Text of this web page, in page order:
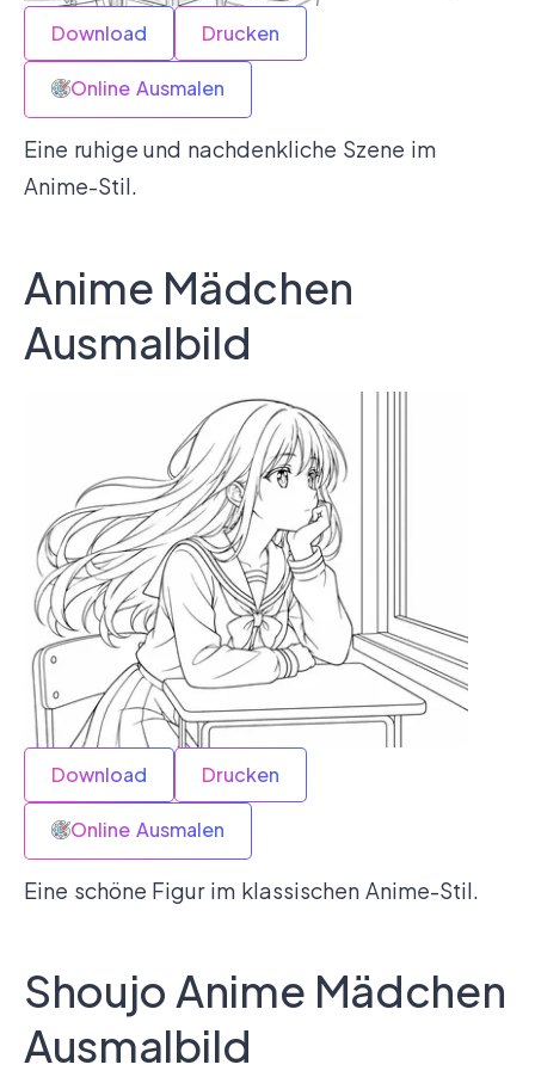
Download Drucken
Online Ausmalen
Eine ruhige und nachdenkliche Szene im
Anime-Stil.
Anime Mädchen
Ausmalbild
Download Drucken
Online Ausmalen
Eine schöne Figur im klassischen Anime-Stil.
Shoujo Anime Mädchen
Ausmalbild